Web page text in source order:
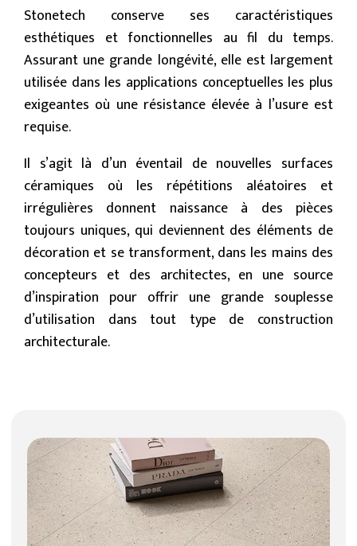
Stonetech conserve ses caractéristiques
esthétiques et fonctionnelles au fil du temps.
Assurant une grande longévité, elle est largement
utilisée dans les applications conceptuelles les plus
exigeantes où une résistance élevée à l’usure est
requise.
Il s’agit là d’un éventail de nouvelles surfaces
céramiques où les répétitions aléatoires et
irrégulières donnent naissance à des pièces
toujours uniques, qui deviennent des éléments de
décoration et se transforment, dans les mains des
concepteurs et des architectes, en une source
d’inspiration pour offrir une grande souplesse
d’utilisation dans tout type de construction
architecturale.